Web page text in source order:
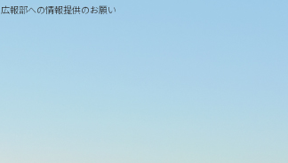
広報部への情報提供のお願い